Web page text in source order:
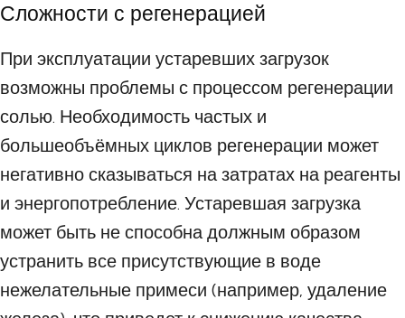
Сложности с регенерацией
При эксплуатации устаревших загрузок
возможны проблемы с процессом регенерации
солью. Необходимость частых и
большеобъёмных циклов регенерации может
негативно сказываться на затратах на реагенты
и энергопотребление. Устаревшая загрузка
может быть не способна должным образом
устранить все присутствующие в воде
нежелательные примеси (например, удаление